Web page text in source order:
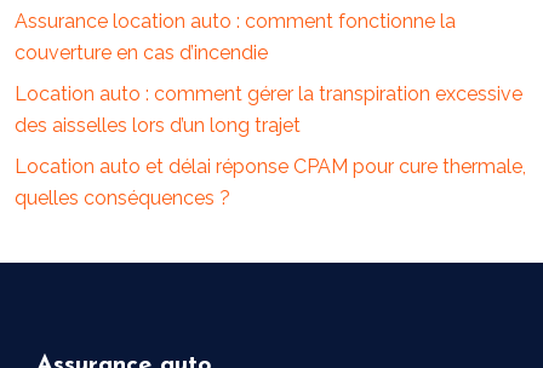
Assurance location auto : comment fonctionne la
couverture en cas d’incendie
Location auto : comment gérer la transpiration excessive
des aisselles lors d’un long trajet
Location auto et délai réponse CPAM pour cure thermale,
quelles conséquences ?